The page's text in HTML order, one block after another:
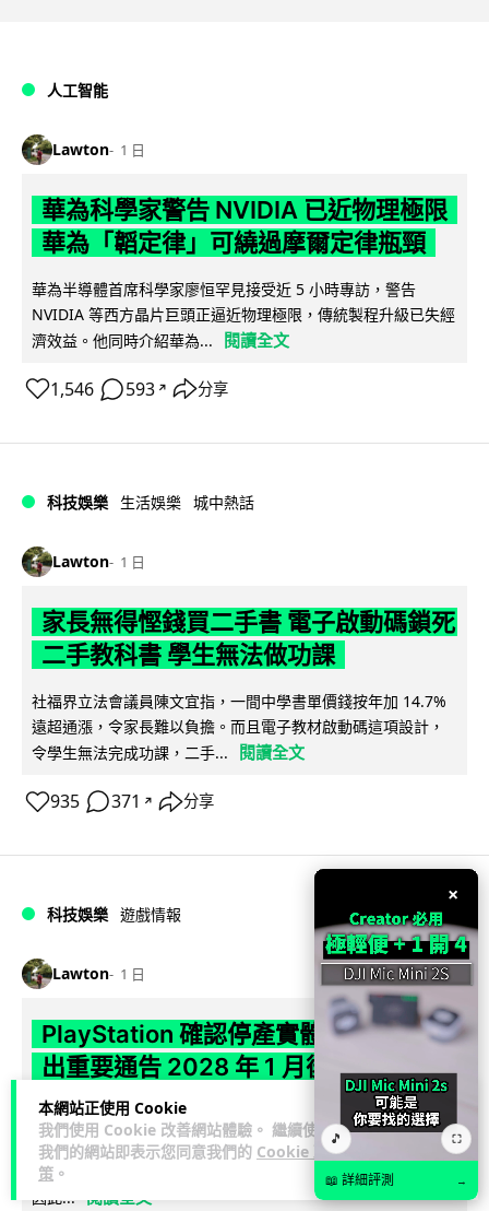
本網站正使用 Cookie
我們使用 Cookie 改善網站體驗。 繼續使用
我們的網站即表示您同意我們的 Cookie 政
策 。
人工智能
Lawton 1 日
華為科學家警告 NVIDIA 已近物理極限
華為「韜定律」可繞過摩爾定律瓶頸
華為半導體首席科學家廖恒罕見接受近 5 小時專訪，警告
NVIDIA 等西方晶片巨頭正逼近物理極限，傳統製程升級已失經
濟效益。他同時介紹華為...
閱讀全文
1,546 593 ↗ 分享
科技娛樂 生活娛樂 城中熱話
Lawton 1 日
家長無得慳錢買二手書 電子啟動碼鎖死
二手教科書 學生無法做功課
社福界立法會議員陳文宜指，一間中學書單價錢按年加 14.7%
遠超通漲，令家長難以負擔。而且電子教材啟動碼這項設計，
令學生無法完成功課，二手...
閱讀全文
935 371 ↗ 分享
科技娛樂 遊戲情報
Lawton 1 日
PlayStation 確認停產實體光碟 包裝印
出重要通告 2028 年 1 月後不出光碟遊
戲
Sony 已在 PS5 主機包裝加貼提示貼紙，重申官方 7 月已公布
計劃：2028 年 1 月起停產新遊戲實體光碟。分析師預期 PS6
因此... 閱讀全文
×
🎵 ⛶
📖 詳細評測 →